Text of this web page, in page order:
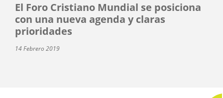
El Foro Cristiano Mundial se posiciona
con una nueva agenda y claras
prioridades
14 Febrero 2019